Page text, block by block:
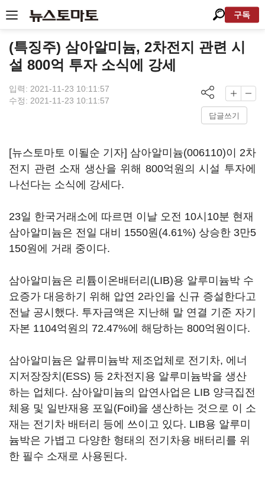
구독
(특징주) 삼아알미늄, 2차전지 관련 시
설 800억 투자 소식에 강세
입력: 2021-11-23 10:11:57
수정: 2021-11-23 10:11:57
답글쓰기
[뉴스토마토 이될순 기자] 삼아알미늄(006110)이 2차
전지 관련 소재 생산을 위해 800억원의 시설 투자에
나선다는 소식에 강세다.
23일 한국거래소에 따르면 이날 오전 10시10분 현재
삼아알미늄은 전일 대비 1550원(4.61%) 상승한 3만5
150원에 거래 중이다.
삼아알미늄은 리튬이온배터리(LIB)용 알루미늄박 수
요증가 대응하기 위해 압연 2라인을 신규 증설한다고
전날 공시했다. 투자금액은 지난해 말 연결 기준 자기
자본 1104억원의 72.47%에 해당하는 800억원이다.
삼아알미늄은 알류미늄박 제조업체로 전기차, 에너
지저장장치(ESS) 등 2차전지용 알루미늄박을 생산
하는 업체다. 삼아알미늄의 압연사업은 LIB 양극집전
체용 및 일반재용 포일(Foil)을 생산하는 것으로 이 소
재는 전기차 배터리 등에 쓰이고 있다. LIB용 알루미
늄박은 가볍고 다양한 형태의 전기차용 배터리를 위
한 필수 소재로 사용된다.